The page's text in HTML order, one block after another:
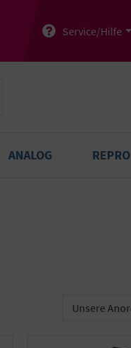
Service/Hilfe
ANALOG REPRO